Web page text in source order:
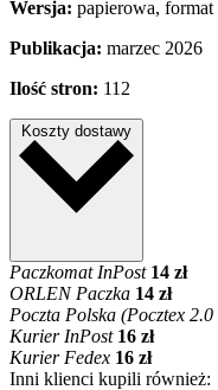
Wersja: papierowa,
Publikacja: marzec 2026
Ilość stron: 112
Koszty dostawy
Paczkomat InPost 14 zł
ORLEN Paczka 14 zł
Poczta Polska (Pocztex
Kurier InPost 16 zł
Kurier Fedex 16 zł
Inni klienci kupili również: